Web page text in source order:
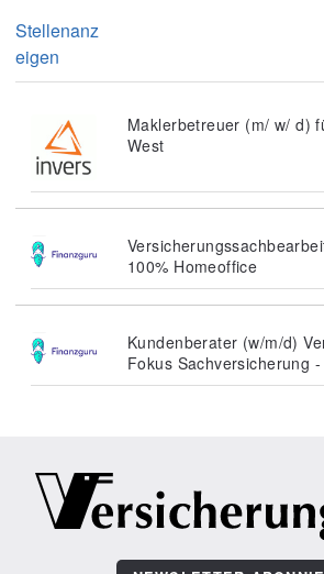
Stellenanz
eigen
Maklerbetreuer (m/ w/ d)
West
100% Homeoffice
Kundenberater (w/m/d)
Fokus Sachversicherung